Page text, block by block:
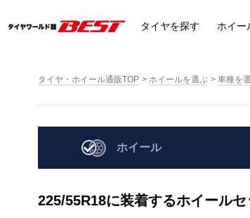
タイヤを探す ホイー
タイヤ・ホイール通販TOP ホイールを選ぶ 車種を
ホイール
225/55R18に装着するホイール